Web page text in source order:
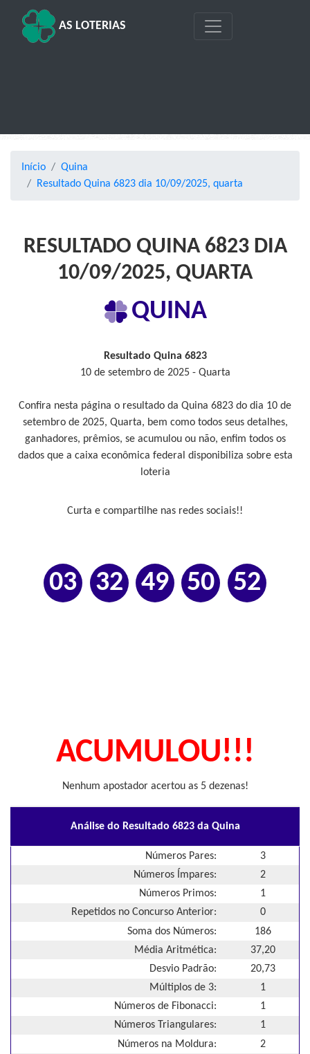
AS LOTERIAS
Início
Quina
Resultado Quina 6823 dia 10/09/2025, quarta
RESULTADO QUINA 6823 DIA
10/09/2025, QUARTA
QUINA
Resultado Quina 6823
10 de setembro de 2025 - Quarta
Confira nesta página o resultado da Quina 6823 do dia 10 de
setembro de 2025, Quarta, bem como todos seus detalhes,
ganhadores, prêmios, se acumulou ou não, enfim todos os
dados que a caixa econômica federal disponibiliza sobre esta
loteria
Curta e compartilhe nas redes sociais!!
03 32 49 50 52
ACUMULOU!!!
Nenhum apostador acertou as 5 dezenas!
Análise do Resultado 6823 da Quina
Números Pares:
3
Números Ímpares:
2
Números Primos:
1
Repetidos no Concurso Anterior:
0
Soma dos Números:
186
Média Aritmética:
37,20
Desvio Padrão:
20,73
Múltiplos de 3:
1
Números de Fibonacci:
1
Números Triangulares:
1
Números na Moldura:
2